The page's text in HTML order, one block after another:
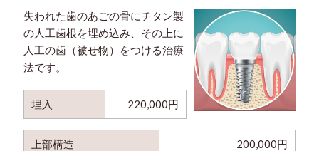
失われた歯のあごの骨にチタン製
の人工歯根を埋め込み、その上に
人工の歯（被せ物）をつける治療
法です。
埋入 220,000円
上部構造 200,000円